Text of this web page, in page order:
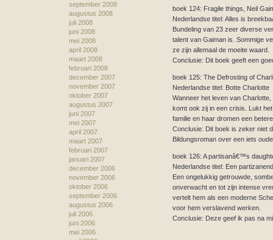
september 2008
augustus 2008
juli 2008
juni 2008
mei 2008
april 2008
maart 2008
februari 2008
december 2007
november 2007
oktober 2007
augustus 2007
juni 2007
mei 2007
april 2007
maart 2007
februari 2007
januari 2007
december 2006
november 2006
oktober 2006
september 2006
augustus 2006
juli 2006
juni 2006
mei 2006
boek 124: Fragile things, Neil
Nederlandse titel: Alles is
Bundeling van 23 zeer diverse
talent van Gaiman is. Sommige
ze zijn allemaal de moeite waard.
Conclusie: Dit boek geeft een
boek 125: The Defrosting of
Nederlandse titel: Botte Charlotte
Wanneer het leven van
komt ook zij in een crisis. Lukt
familie en haar dromen een
Conclusie: Dit boek is zeker niet
Bildungsroman over een iets
boek 126: A partisanâ€™s
Nederlandse titel: Een
Een ongelukkig getrouwde,
onverwacht en tot zijn intense
vertelt hem als een moderne
voor hem verslavend werken.
Conclusie: Deze geef ik pas na